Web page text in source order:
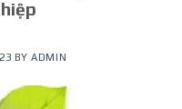
BYADMIN